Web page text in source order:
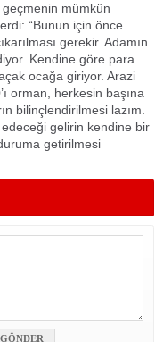
mümkün
“Bunun için önce
gerekir. Adamın
Kendine göre para
ocağa giriyor. Arazi
orman, herkesin başına
bilinçlendirilmesi lazım.
gelirin kendine bir
getirilmesi